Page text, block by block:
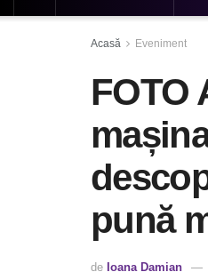
Acasă Eveniment
FOTO
pună
de Ioana Damian